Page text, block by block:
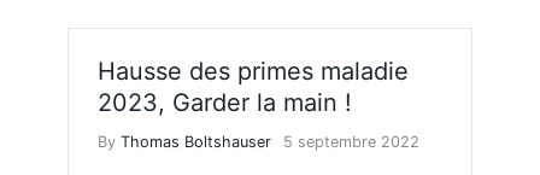
Hausse des primes maladie
2023, Garder la main !
By Thomas Boltshauser 5 septembre 2022